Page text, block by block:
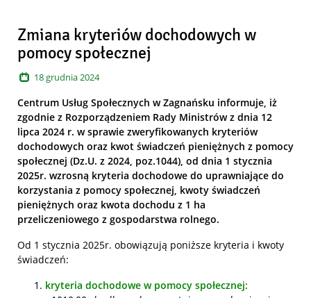
Zmiana kryteriów dochodowych w
pomocy społecznej
18grudnia2024
Centrum Usług Społecznych w Zagnańsku informuje, iż
zgodnie z Rozporządzeniem Rady Ministrów z dnia 12
lipca 2024 r. w sprawie zweryfikowanych kryteriów
dochodowych oraz kwot świadczeń pieniężnych z pomocy
społecznej (Dz.U. z 2024, poz.1044), od dnia 1 stycznia
2025r. wzrosną kryteria dochodowe do uprawniające do
korzystania z pomocy społecznej, kwoty świadczeń
pieniężnych oraz kwota dochodu z 1 ha
przeliczeniowego z gospodarstwa rolnego.
Od 1 stycznia 2025r. obowiązują poniższe kryteria i kwoty
świadczeń:
kryteria dochodowe w pomocy społecznej: